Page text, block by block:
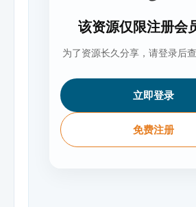
该资源仅限注册会
为了资源长久分享，请登录后
立即登录
免费注册